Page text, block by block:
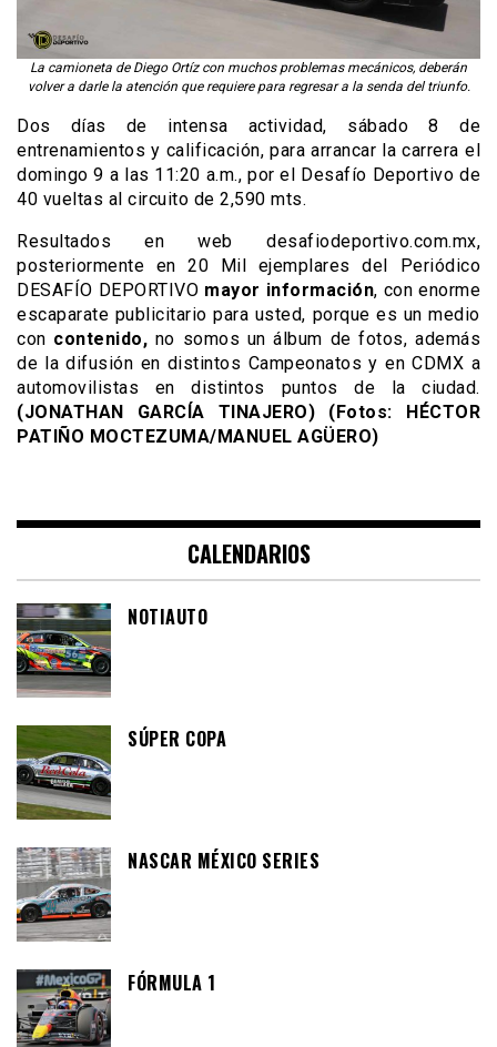
La camioneta de Diego Ortíz con muchos problemas mecánicos, deberán
volver a darle la atención que requiere para regresar a la senda del triunfo.
Dos días de intensa actividad, sábado 8 de
entrenamientos y calificación, para arrancar la carrera el
domingo 9 a las 11:20 a.m., por el Desafío Deportivo de
40 vueltas al circuito de 2,590 mts.
Resultados en web desafiodeportivo.com.mx,
posteriormente en 20 Mil ejemplares del Periódico
DESAFÍO DEPORTIVO mayor información, con enorme
escaparate publicitario para usted, porque es un medio
con contenido, no somos un álbum de fotos, además
de la difusión en distintos Campeonatos y en CDMX a
automovilistas en distintos puntos de la ciudad.
(JONATHAN GARCÍA TINAJERO)
(Fotos: HÉCTOR
PATIÑO MOCTEZUMA/MANUEL AGÜERO)
CALENDARIOS
NOTIAUTO
SÚPER COPA
NASCAR MÉXICO SERIES
FÓRMULA 1